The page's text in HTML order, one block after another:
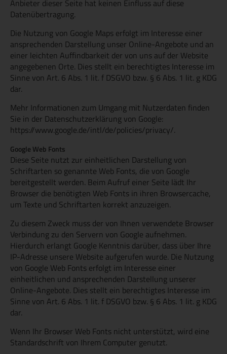
Anbieter dieser Seite hat keinen Einfluss auf diese
Datenübertragung.
Die Nutzung von Google Maps erfolgt im Interesse einer
ansprechenden Darstellung unser Online-Angebote und an
einer leichten Auffindbarkeit der von uns auf der Website
angegebenen Orte. Dies stellt ein berechtigtes Interesse im
Sinne von Art. 6 Abs. 1 lit. f DSGVO bzw. § 6 Abs. 1 lit. g KDG
dar.
Mehr Informationen zum Umgang mit Nutzerdaten finden
Sie in der Datenschutzerklärung von Google:
https://www.google.de/intl/de/policies/privacy/.
Google Web Fonts
Diese Seite nutzt zur einheitlichen Darstellung von
Schriftarten so genannte Web Fonts, die von Google
bereitgestellt werden. Beim Aufruf einer Seite lädt Ihr
Browser die benötigten Web Fonts in ihren Browsercache,
um Texte und Schriftarten korrekt anzuzeigen.
Zu diesem Zweck muss der von Ihnen verwendete Browser
Verbindung zu den Servern von Google aufnehmen.
Hierdurch erlangt Google Kenntnis darüber, dass über Ihre
IP-Adresse unsere Website aufgerufen wurde. Die Nutzung
von Google Web Fonts erfolgt im Interesse einer
einheitlichen und ansprechenden Darstellung unserer
Online-Angebote. Dies stellt ein berechtigtes Interesse im
Sinne von Art. 6 Abs. 1 lit. f DSGVO bzw. § 6 Abs. 1 lit. g KDG
dar.
Wenn Ihr Browser Web Fonts nicht unterstützt, wird eine
Standardschrift von Ihrem Computer genutzt.